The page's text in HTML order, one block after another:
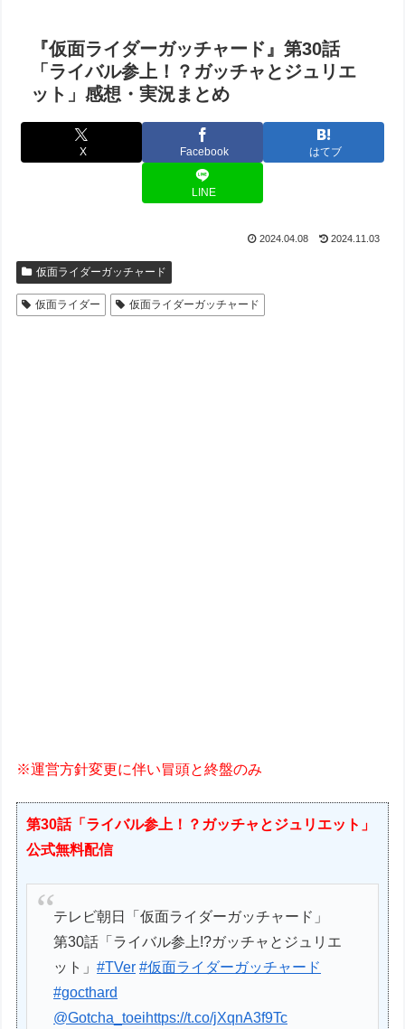
『仮面ライダーガッチャード』第30話
「ライバル参上！？ガッチャとジュリエ
ット」感想・実況まとめ
X Facebook はてブ
LINE
2024.04.08 2024.11.03
仮面ライダーガッチャード
仮面ライダー 仮面ライダーガッチャード
※運営方針変更に伴い冒頭と終盤のみ
第30話「ライバル参上！？ガッチャとジュリエット」
公式無料配信
テレビ朝日「仮面ライダーガッチャード」
第30話「ライバル参上!?ガッチャとジュリエ
ット」#TVer #仮面ライダーガッチャード
#gocthard
@Gotcha_toeihttps://t.co/jXqnA3f9Tc